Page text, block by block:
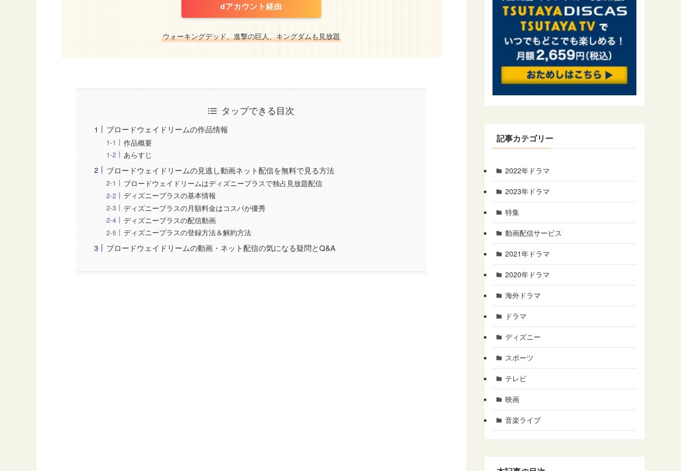
dアカウント経由
ウォーキングデッド、進撃の巨人、キングダムも見放題
タップできる目次
ブロードウェイドリームの作品情報
作品概要
あらすじ
ブロードウェイドリームの見逃し動画ネット配信を無料で見る方法
ブロードウェイドリームはディズニープラスで独占見放題配信
ディズニープラスの基本情報
ディズニープラスの月額料金はコスパが優秀
ディズニープラスの配信動画
ディズニープラスの登録方法＆解約方法
ブロードウェイドリームの動画・ネット配信の気になる疑問とQ&A
記事カテゴリー
2022年ドラマ
2023年ドラマ
特集
動画配信サービス
2021年ドラマ
2020年ドラマ
海外ドラマ
ドラマ
ディズニー
スポーツ
テレビ
映画
音楽ライブ